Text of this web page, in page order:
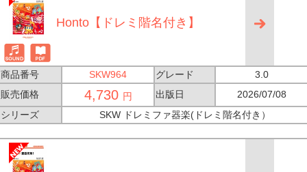
Honto【ドレミ階名付き】
商品番号 SKW964 グレード
3.0
販売価格
4,730 円 出版日
2026/07/08
シリーズ
SKW ドレミファ器楽(ドレミ階名付き）